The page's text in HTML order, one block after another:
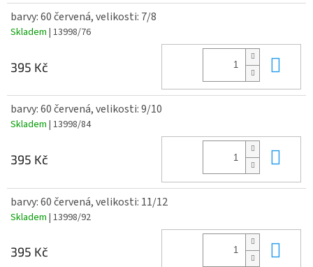
barvy: 60 červená, velikosti: 7/8
Skladem | 13998/76
395 Kč
barvy: 60 červená, velikosti: 9/10
Skladem | 13998/84
395 Kč
barvy: 60 červená, velikosti: 11/12
Skladem | 13998/92
395 Kč